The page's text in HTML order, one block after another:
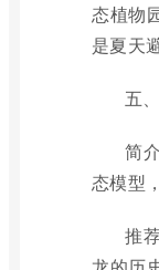
态植物
是夏天
五
简
态模型
推